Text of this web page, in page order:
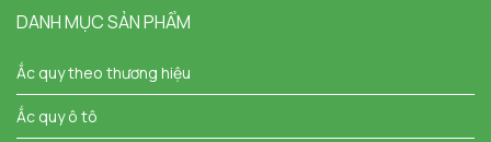
DANH MỤC SẢN PHẨM
Ắc quy theo thương hiệu
Ắc quy ô tô